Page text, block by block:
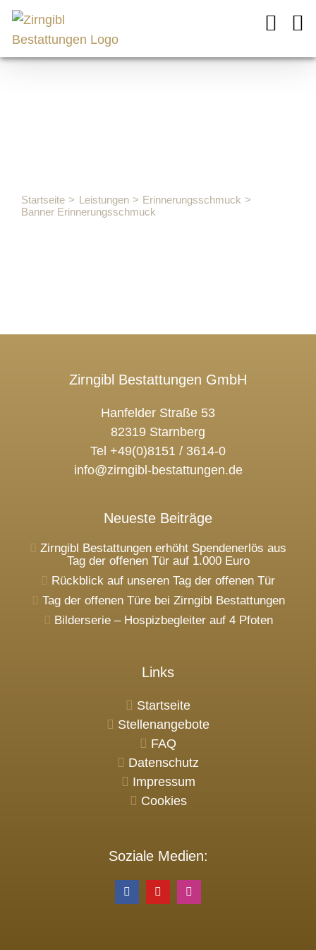
Zum
Startseite Leistungen
Erinnerungsschmuck
Banner Erinnerungsschmuck
Zirngibl Bestattungen GmbH
Hanfelder Straße 53
82319 Starnberg
Tel +49(0)8151 / 3614-0
info@zirngibl-bestattungen.de
Neueste Beiträge
Zirngibl Bestattungen erhöht Spendenerlös aus
Tag der offenen Tür auf 1.000 Euro
Rückblick auf unseren Tag der offenen Tür
Tag der offenen Türe bei Zirngibl Bestattungen
Bilderserie – Hospizbegleiter auf 4 Pfoten
Links
Startseite
Stellenangebote
FAQ
Datenschutz
Impressum
Cookies
Soziale Medien: